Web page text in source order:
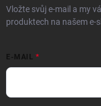
Vložte svůj e-mail a my
produktech na našem e-
E-MAIL